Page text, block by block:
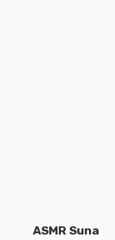
ASMR Suna